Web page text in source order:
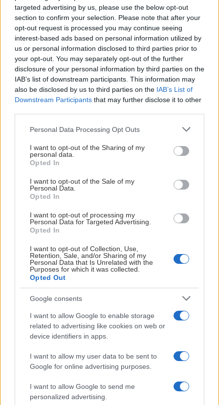
targeted advertising by us, please use the below opt-out
section to confirm your selection. Please note that after your
opt-out request is processed you may continue seeing
interest-based ads based on personal information utilized by
us or personal information disclosed to third parties prior to
your opt-out. You may separately opt-out of the further
disclosure of your personal information by third parties on the
IAB’s list of downstream participants. This information may
also be disclosed by us to third parties on the IAB’s List of
Downstream Participants that may further disclose it to other
Please note that this website/app uses one or more Google
not limited to your visit or usage behaviour. You may click to
grant or deny consent to Google and its third-party tags to
use your data for below specified purposes in below Google
consent section.
Personal Data Processing Opt Outs
I want to opt-out of the Sharing of my
personal data.
Opted In
I want to opt-out of the Sale of my
Personal Data.
Opted In
I want to opt-out of processing my
Personal Data for Targeted Advertising.
Opted In
I want to opt-out of Collection, Use,
Retention, Sale, and/or Sharing of my
Personal Data that Is Unrelated with the
Purposes for which it was collected.
Opted Out
Google consents
I want to allow Google to enable storage
related to advertising like cookies on web or
device identifiers in apps.
I want to allow my user data to be sent to
Google for online advertising purposes.
I want to allow Google to send me
personalized advertising.
och
hockey
Star restaurang | Plan
2
Buffé Star Royal där
noga utvalda
delikatesser
trancheras av våra
restaurangen.Buffé
restaurangläktaren.
Plan 2
italienare kan du njuta
av italienska klassiker
matchstart.Italiensk
buffé inkl. sittplats på
läktare B2V.
Restaurang SkyBar |
Njut av en kryddig och
i restaurangen med
arenans bästa
Visa mer
Tänk på att vara
god tid och om
möjlighet finns är
en god idé att
samåka. I övrigt
de parkeringar som
finns tillgängliga
kommunens
parkeringsregler.
VIP-parkering/Entré
11: För er som har
parkeringsplats vid
gäller även för er
loge på östra sidan.
stora entrén.
Visa mer